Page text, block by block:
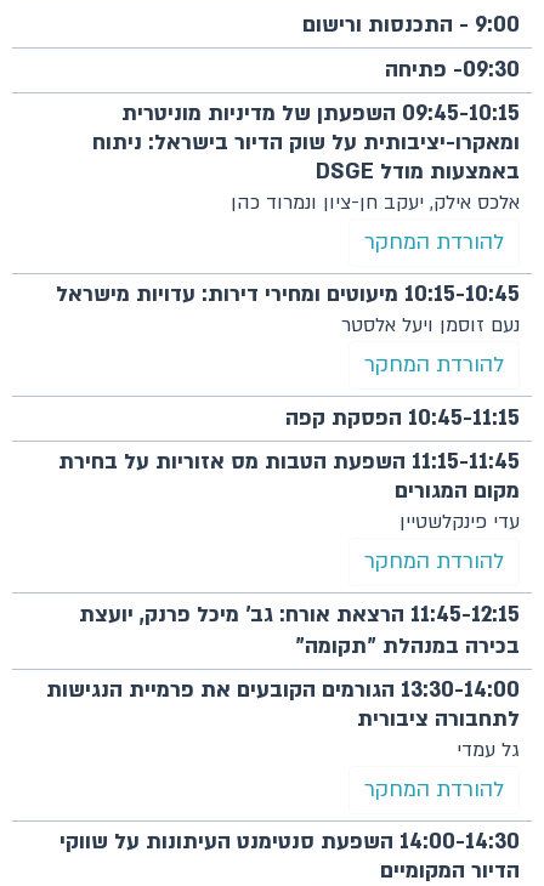
9:00 - התכנסות ורישום
09:30- פתיחה
09:45-10:15 השפעתן של מדיניות מוניטרית
ומאקרו-יציבותית על שוק הדיור בישראל: ניתוח
באמצעות מודל DSGE
אלכס אילק, יעקב חן-ציון ונמרוד כהן
להורדת המחקר
10:15-10:45 מיעוטים ומחירי דירות: עדויות מישראל
נעם זוסמן ויעל אלסטר
להורדת המחקר
10:45-11:15 הפסקת קפה
11:15-11:45 השפעת הטבות מס אזוריות על בחירת
מקום המגורים
עדי פינקלשטיין
להורדת המחקר
11:45-12:15 הרצאת אורח: גב' מיכל פרנק, יועצת
בכירה במנהלת "תקומה"
13:30-14:00 הגורמים הקובעים את פרמיית הנגישות
לתחבורה ציבורית
גל עמדי
להורדת המחקר
14:00-14:30 השפעת סנטימנט העיתונות על שווקי
הדיור המקומיים